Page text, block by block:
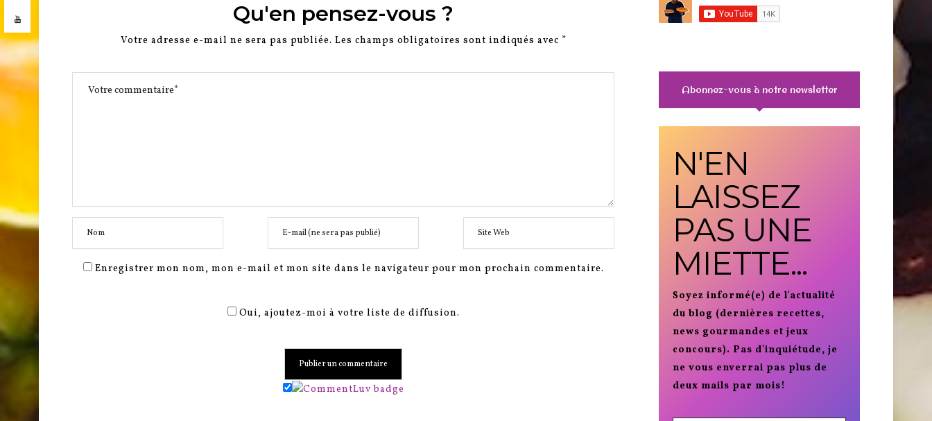
Qu'en pensez-vous ?
Votre adresse e-mail ne sera pas publiée. Les champs obligatoires sont indiqués avec *
Enregistrer mon nom, mon e-mail et mon site dans le navigateur pour mon prochain commentaire.
Oui, ajoutez-moi à votre liste de diffusion.
Abonnez-vous à notre newsletter
N'EN
LAISSEZ
PAS UNE
MIETTE...
Soyez informé(e) de l'actualité
du blog (dernières recettes,
news gourmandes et jeux
concours). Pas d'inquiétude, je
ne vous enverrai pas plus de
deux mails par mois!